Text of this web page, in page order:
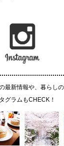
最新情報や、暮らし
グラムもCHECK！